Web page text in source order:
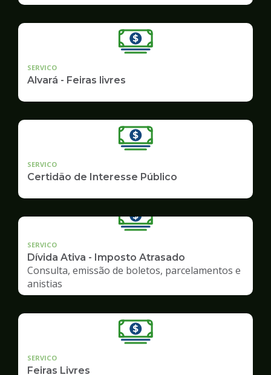
SERVICO
Alvará - Feiras livres
SERVICO
Certidão de Interesse Público
SERVICO
Dívida Ativa - Imposto Atrasado
Consulta, emissão de boletos, parcelamentos e
anistias
SERVICO
Feiras Livres